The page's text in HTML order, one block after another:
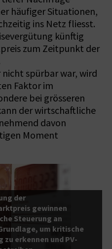
häufiger Situationen,
ins Netz fliesst.
künftig
zum Zeitpunkt der
spürbar war, wird
Faktor im
bei grösseren
der wirtschaftliche
davon
Moment
der
gewinnen
Steuerung an
um kritische
erkennen und PV-